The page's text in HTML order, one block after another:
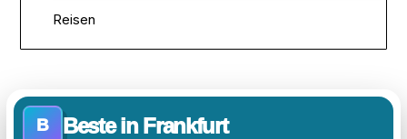
Reisen
B Beste in Frankfurt